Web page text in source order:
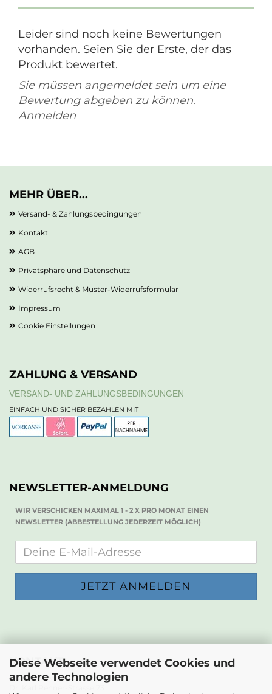
Diese Webseite verwendet Cookies und
andere Technologien
Leider sind noch keine Bewertungen
vorhanden. Seien Sie der Erste, der das
Produkt bewertet.
Sie müssen angemeldet sein um eine
Bewertung abgeben zu können.
Anmelden
MEHR ÜBER...
Versand- & Zahlungsbedingungen
Kontakt
AGB
Privatsphäre und Datenschutz
Widerrufsrecht & Muster-Widerrufsformular
Impressum
Cookie Einstellungen
ZAHLUNG & VERSAND
VERSAND- UND ZAHLUNGSBEDINGUNGEN
EINFACH UND SICHER BEZAHLEN MIT
NEWSLETTER-ANMELDUNG
WIR VERSCHICKEN MAXIMAL 1 - 2 X PRO MONAT EINEN
NEWSLETTER (ABBESTELLUNG JEDERZEIT MÖGLICH)
KONTAKT
Die Papierwerkstatt